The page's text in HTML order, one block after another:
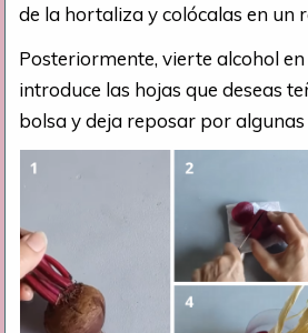
de la hortaliza y colócalas en un
Posteriormente, vierte alcohol
introduce las hojas que deseas
bolsa y deja reposar por algunas